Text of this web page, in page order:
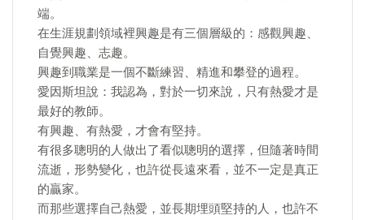
端。
在生涯規劃領域裡興趣是有三個層級的：感觀興趣、
自覺興趣、志趣。
興趣到職業是一個不斷練習、精進和攀登的過程。
愛因斯坦說：我認為，對於一切來說，只有熱愛才是
最好的教師。
有興趣、有熱愛，才會有堅持。
有很多聰明的人做出了看似聰明的選擇，但隨著時間
流逝，形勢變化，也許從長遠來看，並不一定是真正
的贏家。
而那些選擇自己熱愛，並長期埋頭堅持的人，也許不